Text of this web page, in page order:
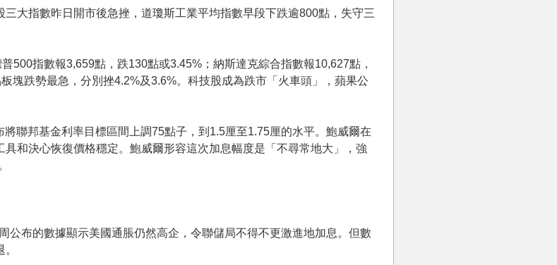
大指數昨日開市後急挫，道瓊斯工業平均指數早段下跌逾800點，失守三
500指數報3,659點，跌130點或3.45%；納斯達克綜合指數報10,627點，
塊跌勢最急，分別挫4.2%及3.6%。科技股成為跌市「火車頭」，蘋果公
聯邦基金利率目標區間上調75點子，到1.5厘至1.75厘的水平。鮑威爾在
和決心恢復價格穩定。鮑威爾形容這次加息幅度是「不尋常地大」，強
公布的數據顯示美國通脹仍然高企，令聯儲局不得不更激進地加息。但數